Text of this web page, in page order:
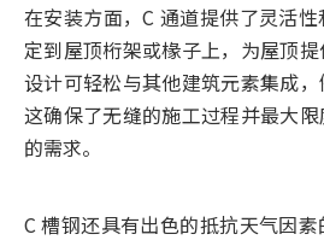
在安装方面，C 通道提供了灵活
定到屋顶桁架或椽子上，为屋顶
设计可轻松与其他建筑元素集成，
这确保了无缝的施工过程并最大
的需求。
C 槽钢还具有出色的抵抗天气因